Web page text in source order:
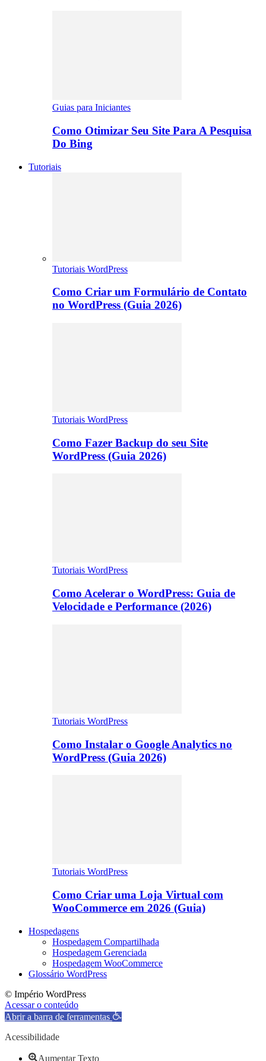
Guias para Iniciantes
Como Otimizar Seu Site Para A Pesquisa
Do Bing
Tutoriais
Tutoriais WordPress
Como Criar um Formulário de Contato
no WordPress (Guia 2026)
Tutoriais WordPress
Como Fazer Backup do seu Site
WordPress (Guia 2026)
Tutoriais WordPress
Como Acelerar o WordPress: Guia de
Velocidade e Performance (2026)
Tutoriais WordPress
Como Instalar o Google Analytics no
WordPress (Guia 2026)
Tutoriais WordPress
Como Criar uma Loja Virtual com
WooCommerce em 2026 (Guia)
Hospedagens
Hospedagem Compartilhada
Hospedagem Gerenciada
Hospedagem WooCommerce
Glossário WordPress
© Império WordPress
Acessar o conteúdo
Abrir a barra de ferramentas
Acessibilidade
Aumentar Texto